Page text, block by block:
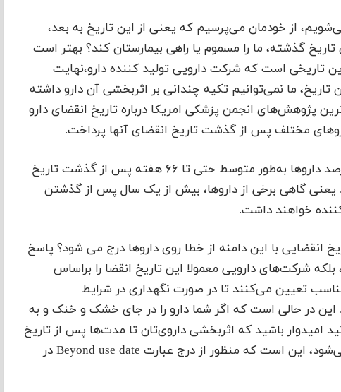
از خودمان می‌پرسیم که یعنی از این تاریخ به بعد،
گذشته، ما را مسموم یا راهی بیمارستان کند؟ بهتر است
تاریخی است که شرکت دارویی تولید کننده دارو،نهایت
ما نمی‌توانیم تکیه چندانی بر اثربخشی آن دارو داشته
پژوهش‌های انجمن پزشکی امریکا درباره تاریخ انقضای دارو
مختلف پس از گذشت تاریخ انقضای آنها پرداخت.
براساس یافته‌های این پژوهش، مشخص شد که ۸۸ درصد داروها به‌طور متوسط حتی تا ۶۶ هفته پس از گذشت تاریخ
یعنی گاهی برخی از داروها، بیش از یک سال پس از گذشتن
خواهند داشت.
انقضایی با این دامنه از خطا روی داروها درج می شود؟ پاسخ
شرکت‌های دارویی معمولا این تاریخ انقضا را براساس
تعیین می‌کنند تا در صورت نگهداری در شرایط
این در حالی است که اگر شما دارو را در جای خشک و خنک و به
امیدوار باشید که اثربخشی داروی‌تان تا مدت‌ها پس از تاریخ
انقضای آن ماندگار باشد. حالا سوال دیگری که مطرح می‌شود، این است که منظور از درج عبارت Beyond use date در